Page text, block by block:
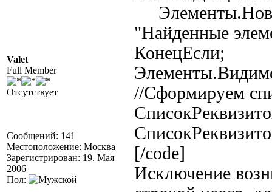
Valet
Full Member
Отсутствует
Сообщений: 141
Местоположение: Москва
Зарегистрирован: 19. Мая
2006
Пол:
"Найденные
КонецЕсли;
//Сформируем
[/code]
Исключение